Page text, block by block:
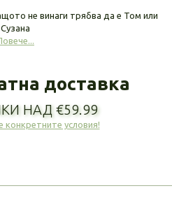
не винаги трябва да е Том или
Сузана
доставка
НАД €59.99
условия!